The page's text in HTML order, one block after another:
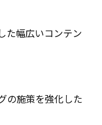
た幅広いコンテン
の施策を強化した